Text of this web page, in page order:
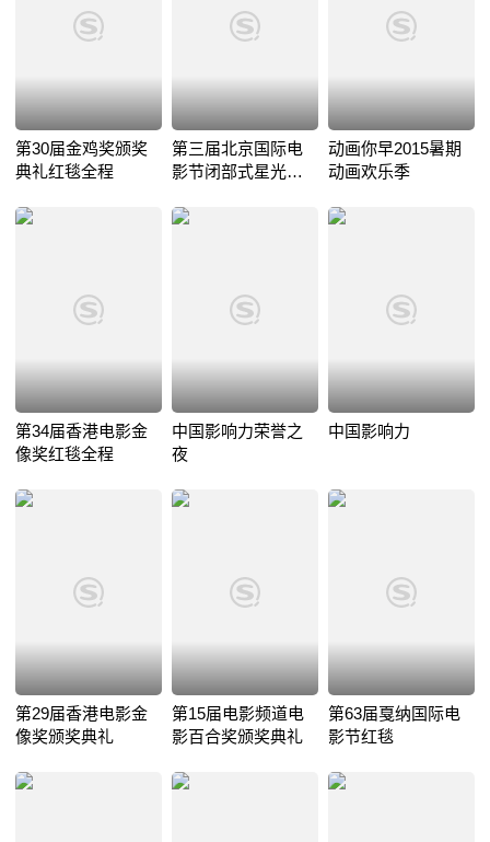
第30届金鸡奖颁奖
典礼红毯全程
第三届北京国际电
影节闭部式星光大
动画你早2015暑期
动画欢乐季
第34届香港电影金
像奖红毯全程
中国影响力荣誉之
夜
中国影响力
第29届香港电影金
像奖颁奖典礼
第15届电影频道电
影百合奖颁奖典礼
第63届戛纳国际电
影节红毯